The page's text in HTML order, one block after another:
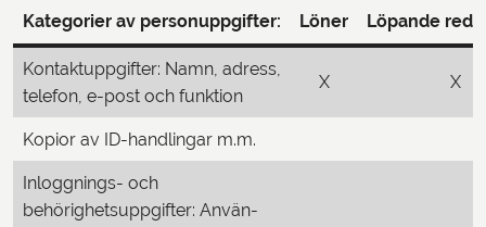
Kategorier av personuppgifter: Löner Löpande
Kontaktuppgifter: Namn, adress,
telefon, e-post och funktion
X X
Kopior av ID-handlingar m.m.
Inloggnings- och
behörighetsuppgifter: Använ-